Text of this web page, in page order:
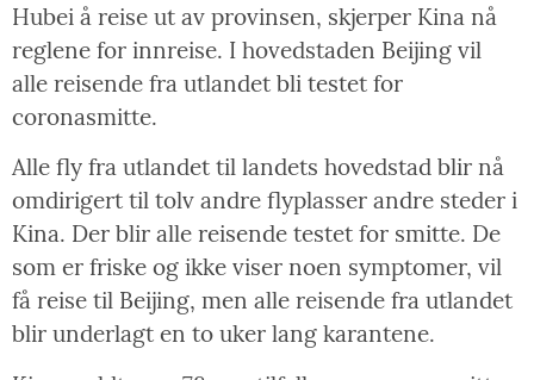
Hubei å reise ut av provinsen, skjerper Kina nå
reglene for innreise. I hovedstaden Beijing vil
alle reisende fra utlandet bli testet for
coronasmitte.
Alle fly fra utlandet til landets hovedstad blir nå
omdirigert til tolv andre flyplasser andre steder i
Kina. Der blir alle reisende testet for smitte. De
som er friske og ikke viser noen symptomer, vil
få reise til Beijing, men alle reisende fra utlandet
blir underlagt en to uker lang karantene.